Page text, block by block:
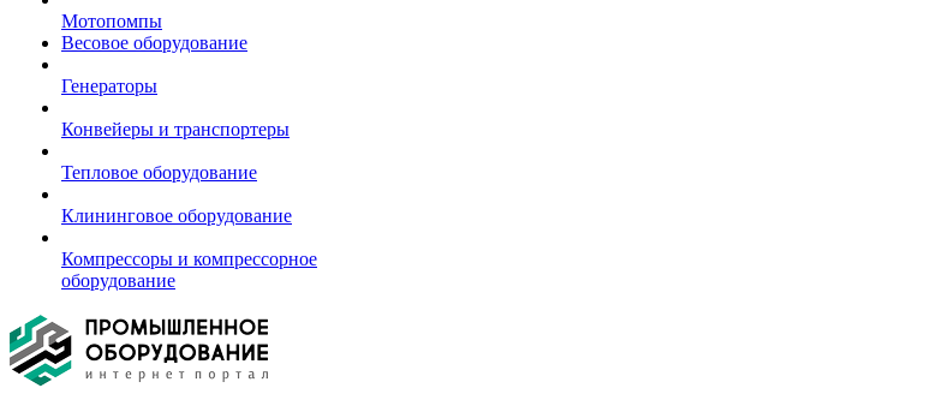
Мотопомпы
Весовое оборудование
Генераторы
Конвейеры и транспортеры
Тепловое оборудование
Клининговое оборудование
Компрессоры и компрессорное
оборудование